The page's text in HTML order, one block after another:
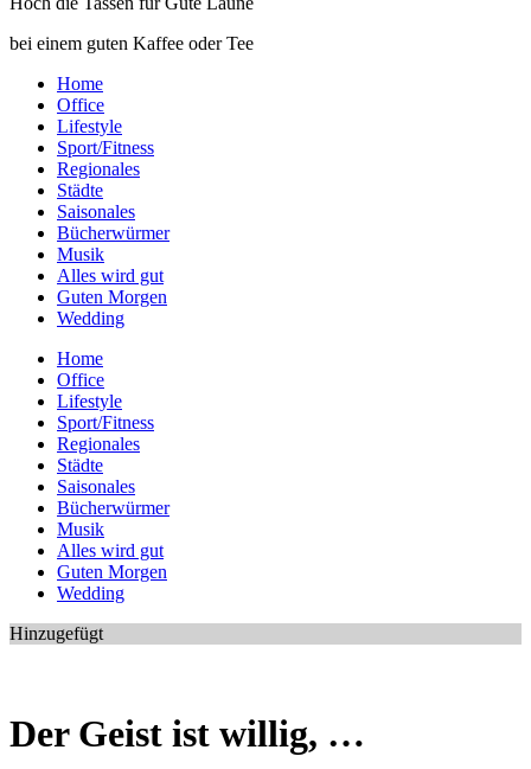
bei einem guten Kaffee oder Tee
Home
Office
Lifestyle
Sport/Fitness
Regionales
Städte
Saisonales
Bücherwürmer
Musik
Alles wird gut
Guten Morgen
Wedding
Home
Office
Lifestyle
Sport/Fitness
Regionales
Städte
Saisonales
Bücherwürmer
Musik
Alles wird gut
Guten Morgen
Wedding
Hinzugefügt
Der Geist ist willig, …